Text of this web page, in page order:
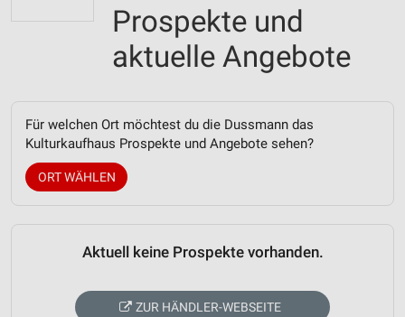
Prospekte und
aktuelle Angebote
Für welchen Ort möchtest du die Dussmann das
Kulturkaufhaus Prospekte und Angebote sehen?
ORT WÄHLEN
Aktuell keine Prospekte vorhanden.
ZUR HÄNDLER-WEBSEITE